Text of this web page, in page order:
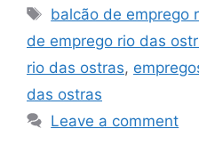
Tags
balcão de emprego
de emprego rio das
rio das ostras,
das ostras
Leave a comment